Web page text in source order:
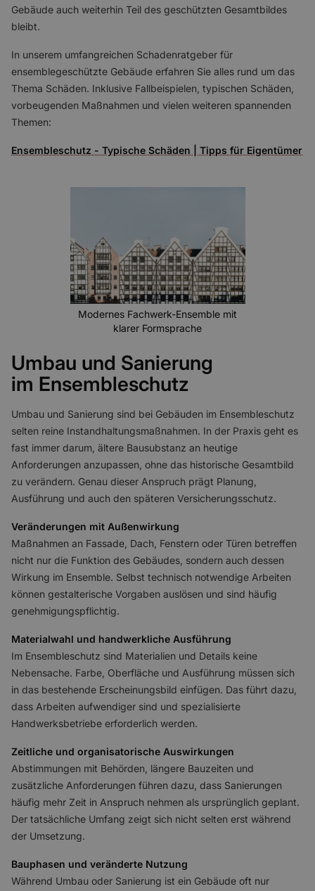
Gebäude auch weiterhin Teil des geschützten Gesamtbildes
bleibt.
In unserem umfangreichen Schadenratgeber für
ensemblegeschützte Gebäude erfahren Sie alles rund um das
Thema Schäden. Inklusive Fallbeispielen, typischen Schäden,
vorbeugenden Maßnahmen und vielen weiteren spannenden
Themen:
Ensembleschutz - Typische Schäden | Tipps für Eigentümer
Modernes Fachwerk-Ensemble mit
klarer Formsprache
Umbau und Sanierung
im Ensembleschutz
Umbau und Sanierung sind bei Gebäuden im Ensembleschutz
selten reine Instandhaltungsmaßnahmen. In der Praxis geht es
fast immer darum, ältere Bausubstanz an heutige
Anforderungen anzupassen, ohne das historische Gesamtbild
zu verändern. Genau dieser Anspruch prägt Planung,
Ausführung und auch den späteren Versicherungsschutz.
Veränderungen mit Außenwirkung
Maßnahmen an Fassade, Dach, Fenstern oder Türen betreffen
nicht nur die Funktion des Gebäudes, sondern auch dessen
Wirkung im Ensemble. Selbst technisch notwendige Arbeiten
können gestalterische Vorgaben auslösen und sind häufig
genehmigungspflichtig.
Materialwahl und handwerkliche Ausführung
Im Ensembleschutz sind Materialien und Details keine
Nebensache. Farbe, Oberfläche und Ausführung müssen sich
in das bestehende Erscheinungsbild einfügen. Das führt dazu,
dass Arbeiten aufwendiger sind und spezialisierte
Handwerksbetriebe erforderlich werden.
Zeitliche und organisatorische Auswirkungen
Abstimmungen mit Behörden, längere Bauzeiten und
zusätzliche Anforderungen führen dazu, dass Sanierungen
häufig mehr Zeit in Anspruch nehmen als ursprünglich geplant.
Der tatsächliche Umfang zeigt sich nicht selten erst während
der Umsetzung.
Bauphasen und veränderte Nutzung
Während Umbau oder Sanierung ist ein Gebäude oft nur